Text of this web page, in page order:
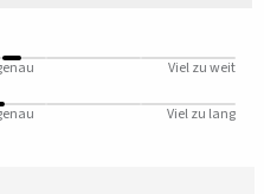
Viel zu weit
Viel zu lang